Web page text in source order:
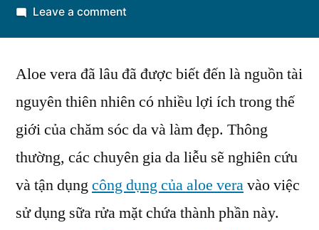
by
Leave a commenton
Của
Vera
Trong
Sữa
Mặt
Cetaphil
Aloe vera đã lâu đã được biết đến là nguồn tài
nguyên thiên nhiên có nhiều lợi ích trong thế
giới của chăm sóc da và làm đẹp. Thông
thường, các chuyên gia da liễu sẽ nghiên cứu
và tận dụngcông dụng của aloe veravào việc
sử dụng sữa rửa mặt chứa thành phần này.